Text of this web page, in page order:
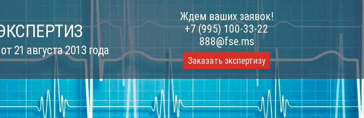
21 августа 2013 года
Ждем ваших заявок!
+7 (995) 100-33-22
888@fse.ms
Заказать экспертизу